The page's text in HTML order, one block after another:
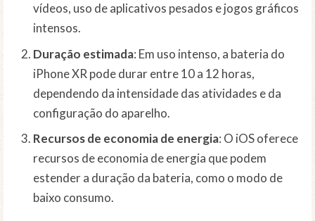
vídeos, uso de aplicativos pesados e jogos gráficos
intensos.
Duração estimada: Em uso intenso, a bateria do
iPhone XR pode durar entre 10 a 12 horas,
dependendo da intensidade das atividades e da
configuração do aparelho.
Recursos de economia de energia: O iOS oferece
recursos de economia de energia que podem
estender a duração da bateria, como o modo de
baixo consumo.